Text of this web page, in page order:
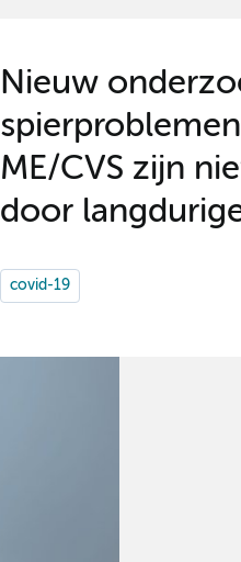
Nieuw
ME/CVS zijn
door
covid-19